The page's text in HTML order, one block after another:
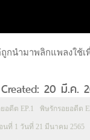
กนำมาพลิกแพลงใช้
20 มี.ค.
อดีต EP.1 พิษรักรอยอดีต
ที่ 1 วันที่ 21 มีนาคม 2565